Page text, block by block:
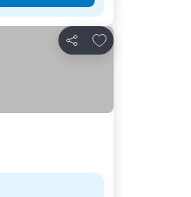
Jaa
Lisää suosikkeihin